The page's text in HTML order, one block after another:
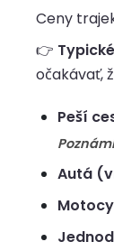
Ceny
👉
očakávať,
Peší
Autá